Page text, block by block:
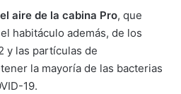
aire de la cabina Pro, que
habitáculo además, de los
y las partículas de
la mayoría de las bacterias
19.